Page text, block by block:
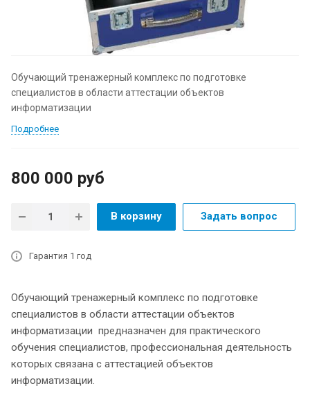
Обучающий тренажерный комплекс по подготовке
специалистов в области аттестации объектов
информатизации
Подробнее
800 000 руб
В корзину Задать вопрос
Гарантия 1 год
Обучающий тренажерный комплекс по подготовке
специалистов в области аттестации объектов
информатизации предназначен для практического
обучения специалистов, профессиональная деятельность
которых связана с аттестацией объектов
информатизации.